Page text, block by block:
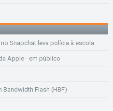
Snapchat leva polícia à escola
Apple - em público
Bandwidth Flash (HBF)